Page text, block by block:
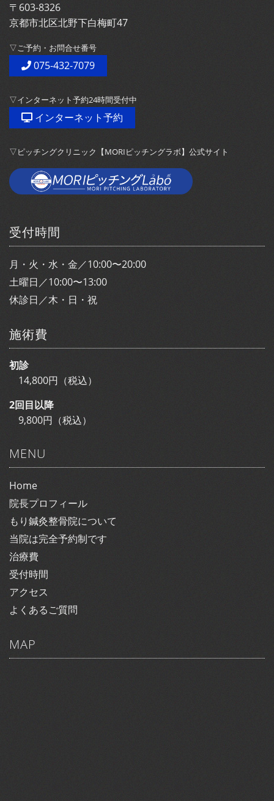
〒603-8326
京都市北区北野下白梅町47
▽ご予約・お問合せ番号
075-432-7079
▽インターネット予約24時間受付中
インターネット予約
▽ピッチングクリニック【MORIピッチングラボ】公式サイト
受付時間
月・火・水・金／10:00〜20:00
土曜日／10:00〜13:00
休診日／木・日・祝
施術費
初診
14,800円（税込）
2回目以降
9,800円（税込）
MENU
Home
院長プロフィール
もり鍼灸整骨院について
当院は完全予約制です
治療費
受付時間
アクセス
よくあるご質問
MAP